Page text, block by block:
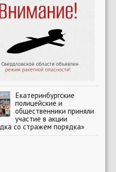
Екатеринбургские
полицейские и
общественники приняли
участие в акции
со стражем порядка»